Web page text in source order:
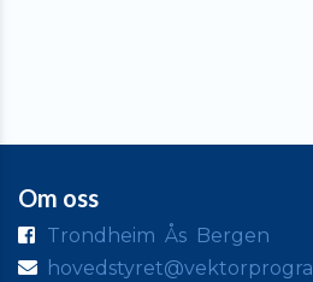
Om oss
Trondheim Ås Bergen